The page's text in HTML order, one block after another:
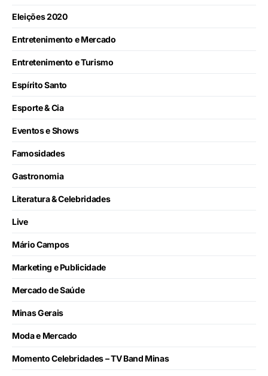
Eleições 2020
Entretenimento e Mercado
Entretenimento e Turismo
Espírito Santo
Esporte & Cia
Eventos e Shows
Famosidades
Gastronomia
Literatura & Celebridades
Live
Mário Campos
Marketing e Publicidade
Mercado de Saúde
Minas Gerais
Moda e Mercado
Momento Celebridades – TV Band Minas